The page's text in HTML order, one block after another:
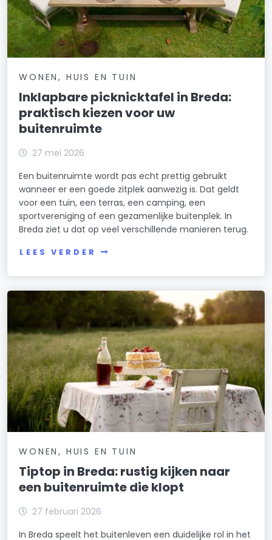
WONEN, HUIS EN TUIN
Inklapbare picknicktafel in Breda:
praktisch kiezen voor uw
buitenruimte
27 mei 2026
Een buitenruimte wordt pas echt prettig gebruikt
wanneer er een goede zitplek aanwezig is. Dat geldt
voor een tuin, een terras, een camping, een
sportvereniging of een gezamenlijke buitenplek. In
Breda ziet u dat op veel verschillende manieren terug.
LEES VERDER
WONEN, HUIS EN TUIN
Tiptop in Breda: rustig kijken naar
een buitenruimte die klopt
27 februari 2026
In Breda speelt het buitenleven een duidelijke rol in het